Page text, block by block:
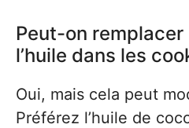
Peut-on
l’huile dans les
Oui, mais cela peut
Préférez l’huile de